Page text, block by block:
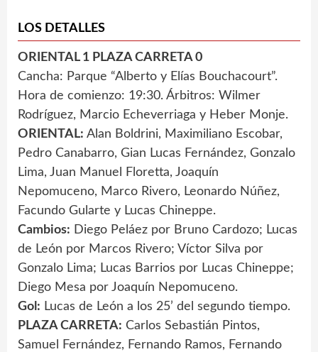
LOS DETALLES
ORIENTAL 1 PLAZA CARRETA 0
Cancha: Parque “Alberto y Elías Bouchacourt”.
Hora de comienzo: 19:30. Árbitros: Wilmer
Rodríguez, Marcio Echeverriaga y Heber Monje.
ORIENTAL: Alan Boldrini, Maximiliano Escobar,
Pedro Canabarro, Gian Lucas Fernández, Gonzalo
Lima, Juan Manuel Floretta, Joaquín
Nepomuceno, Marco Rivero, Leonardo Núñez,
Facundo Gularte y Lucas Chineppe.
Cambios: Diego Peláez por Bruno Cardozo; Lucas
de León por Marcos Rivero; Víctor Silva por
Gonzalo Lima; Lucas Barrios por Lucas Chineppe;
Diego Mesa por Joaquín Nepomuceno.
Gol: Lucas de León a los 25’ del segundo tiempo.
PLAZA CARRETA: Carlos Sebastián Pintos,
Samuel Fernández, Fernando Ramos, Fernando